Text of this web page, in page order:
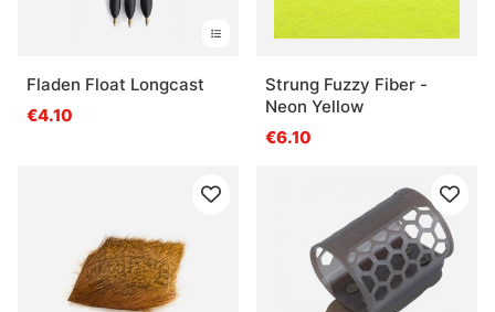
Fladen Float Longcast
€4.10
Strung Fuzzy Fiber -
Neon Yellow
€6.10